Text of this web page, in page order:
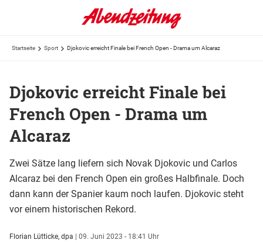
Startseite Sport Djokovic erreicht Finale bei French Open - Drama um Alcaraz
Djokovic erreicht Finale bei
French Open - Drama um
Alcaraz
Zwei Sätze lang liefern sich Novak Djokovic und Carlos
Alcaraz bei den French Open ein großes Halbfinale. Doch
dann kann der Spanier kaum noch laufen. Djokovic steht
vor einem historischen Rekord.
Florian Lütticke, dpa | 09. Juni 2023 - 18:41 Uhr